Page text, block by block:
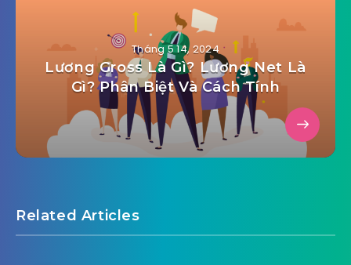
Tháng 5 14, 2024
Lương Gross Là Gì? Lương Net Là
Gì? Phân Biệt Và Cách Tính
Related Articles